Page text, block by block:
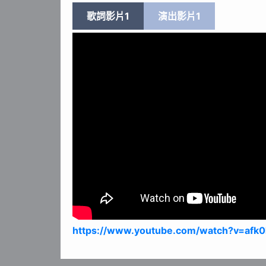
歌詞影片1 演出影片1
https://www.youtube.com/